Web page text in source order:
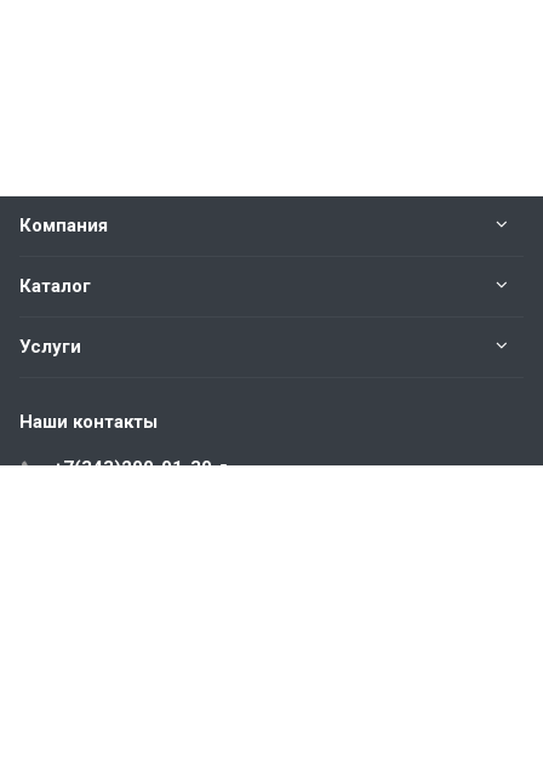
Компания
Каталог
Услуги
Наши контакты
+7(343)200-01-30